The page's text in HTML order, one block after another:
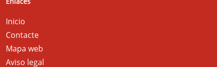
Inicio
Contacte
Mapa web
Aviso legal